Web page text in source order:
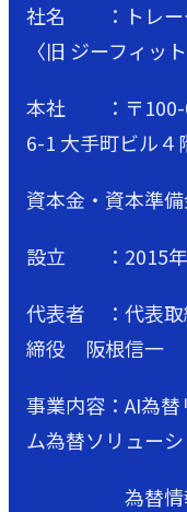
社名 ：トレーダ
〈旧 ジーフィッ
本社 ：〒100-
6-1 大手町ビル４
資本金・資本準
設立 ：2015年
代表者 ：代表
締役 阪根信一
事業内容：AI為
ム為替ソリューシ
為替情報コ